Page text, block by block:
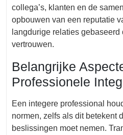
collega’s, klanten en de
opbouwen van een reputatie
langdurige relaties
vertrouwen.
Belangrijke
Professionele
Een integere professional
normen, zelfs als dit betekent
beslissingen moet nemen.